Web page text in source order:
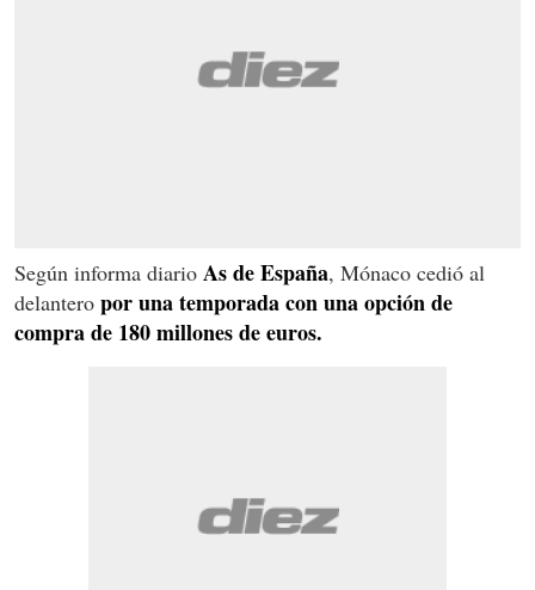
Según informa diario As de España, Mónaco cedió al
delantero por una temporada con una opción de
compra de 180 millones de euros.